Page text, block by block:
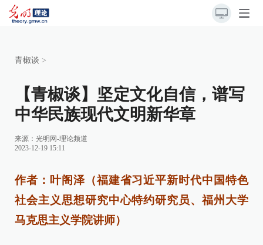
青椒谈 >
【青椒谈】坚定文化自信，谱写
中华民族现代文明新华章
来源： 光明网-理论频道
2023-12-19 15:11
作者：叶阁泽（福建省习近平新时代中国特色
社会主义思想研究中心特约研究员、福州大学
马克思主义学院讲师）